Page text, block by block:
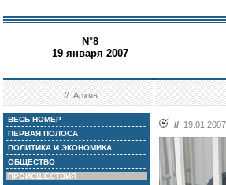
N°8
19 января 2007
//Архив
ВЕСЬ НОМЕР
ПЕРВАЯ ПОЛОСА
ПОЛИТИКА И ЭКОНОМИКА
ОБЩЕСТВО
ПРОИСШЕСТВИЯ
// 19.01.2007